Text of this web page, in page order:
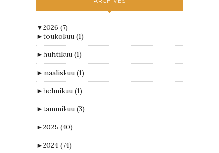
▼2026 (7)
►toukokuu (1)
►huhtikuu (1)
►maaliskuu (1)
►helmikuu (1)
►tammikuu (3)
►2025 (40)
►2024 (74)